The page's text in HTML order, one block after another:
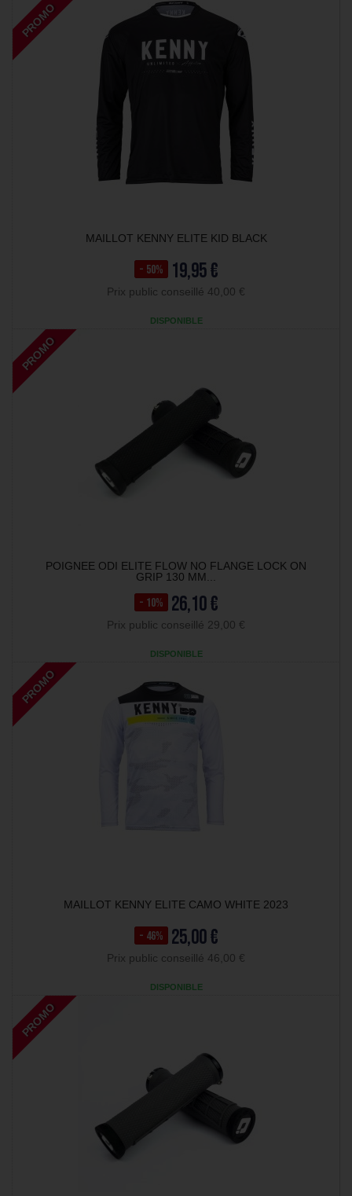
PROMO
MAILLOT KENNY ELITE KID BLACK
- 50% 19,95 €
Prix public conseillé 40,00 €
DISPONIBLE
PROMO
POIGNEE ODI ELITE FLOW NO FLANGE LOCK ON
GRIP 130 MM...
- 10% 26,10 €
Prix public conseillé 29,00 €
DISPONIBLE
PROMO
MAILLOT KENNY ELITE CAMO WHITE 2023
- 46% 25,00 €
Prix public conseillé 46,00 €
DISPONIBLE
PROMO